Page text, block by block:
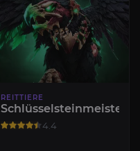
REITTIERE
Schlüsselsteinmeister
4.4